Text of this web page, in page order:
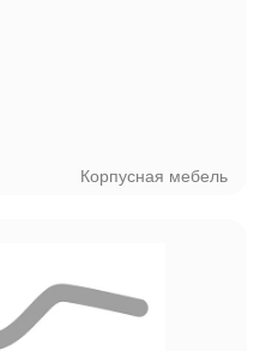
Корпусная мебель